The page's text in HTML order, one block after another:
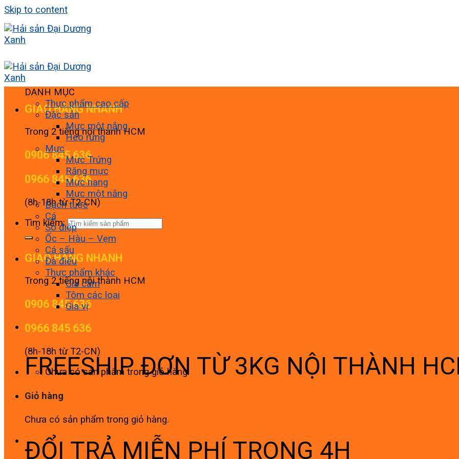
Skip to content
GIAO HÀNG NHANH
Trong 2 tiếng nội thành HCM
0906 845 636
0966 845 636
(8h-18h từ T2-CN)
Tìm kiếm:
GIAO HÀNG NHANH
Trong 2 tiếng nội thành HCM
0906 845 636
0966 845 636
(8h-18h từ T2-CN)
Chưa có sản phẩm trong giỏ hàng.
Giỏ hàng
Chưa có sản phẩm trong giỏ hàng.
DANH MỤC
Thực phẩm cao cấp
Đặc sản
Mực một nắng
Heo rừng
Mực
Mực Trứng
Răng mực
Mực nang
Mực một nắng
Bạch tuộc
Cá
Sò điệp
Ốc – Hàu – Vẹm
Cá sấu
Đà điểu
Thực phẩm khác
Gia cầm
Tôm các loại
Gia vị
FREESHIP ĐƠN TỪ 3KG NỘI THÀNH
ĐỔI TRẢ MIỄN PHÍ TRONG 4H